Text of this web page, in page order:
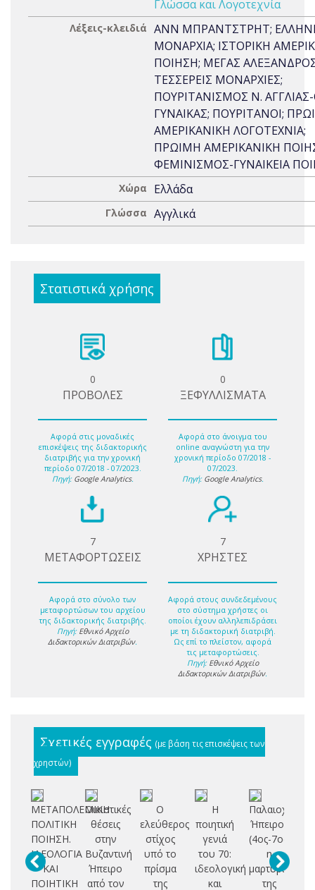
Γλώσσα και Λογοτεχνία
Λέξεις-κλειδιά ΑΝΝ ΜΠΡΑΝΤΣΤΡΗΤ;
ΜΟΝΑΡΧΙΑ; ΙΣΤΟΡΙΚΗ
ΠΟΙΗΣΗ; ΜΕΓΑΣ
ΤΕΣΣΕΡΕΙΣ ΜΟΝΑΡΧΙΕΣ;
ΠΟΥΡΙΤΑΝΙΣΜΟΣ Ν.
ΓΥΝΑΙΚΑΣ; ΠΟΥΡΙΤΑΝΟΙ;
ΑΜΕΡΙΚΑΝΙΚΗ ΛΟΓΟΤΕΧΝΙΑ;
ΠΡΩΙΜΗ ΑΜΕΡΙΚΑΝΙΚΗ
ΦΕΜΙΝΙΣΜΟΣ-ΓΥΝΑΙΚΕΙΑ
Χώρα Ελλάδα
Γλώσσα Αγγλικά
Στατιστικά χρήσης
0
ΠΡΟΒΟΛΕΣ
Αφορά στις μοναδικές
επισκέψεις της διδακτορικής
διατριβής για την χρονική
περίοδο 07/2018 - 07/2023.
Πηγή: Google Analytics.
0
ΞΕΦΥΛΛΙΣΜΑΤΑ
Αφορά στο άνοιγμα του
online αναγνώστη για την
χρονική περίοδο 07/2018 -
07/2023.
Πηγή: Google Analytics.
7
ΜΕΤΑΦΟΡΤΩΣΕΙΣ
Αφορά στο σύνολο των
μεταφορτώσων του αρχείου
της διδακτορικής διατριβής.
Πηγή: Εθνικό Αρχείο
Διδακτορικών Διατριβών.
7
ΧΡΗΣΤΕΣ
Αφορά στους συνδεδεμένους
στο σύστημα χρήστες οι
οποίοι έχουν αλληλεπιδράσει
με τη διδακτορική διατριβή.
Ως επί το πλείστον, αφορά
τις μεταφορτώσεις.
Πηγή: Εθνικό Αρχείο
Διδακτορικών Διατριβών.
Σχετικές εγγραφές (με βάση τις επισκέψεις των
χρηστών)
ΜΕΤΑΠΟΛΕΜΙΚΗ
ΠΟΛΙΤΙΚΗ
ΠΟΙΗΣΗ.
ΙΔΕΟΛΟΓΙΑ
ΚΑΙ
ΠΟΙΗΤΙΚΗ
Οικιστικές
θέσεις
στην
Βυζαντινή
Ήπειρο
από τον
Ο
ελεύθερος
στίχος
υπό το
πρίσμα
της
Η
ποιητική
γενιά
του 70:
ιδεολογική
και
Ήπειρος
(4ος-7ος):
η
μαρτυρία
της